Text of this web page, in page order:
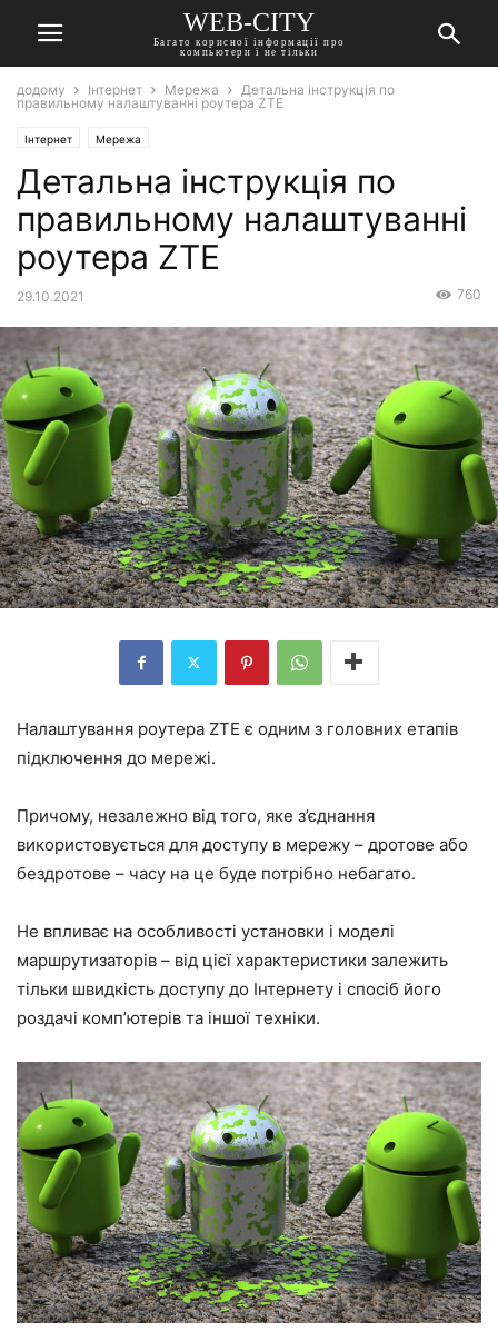
WEB-CITY
Багато корисної інформації про
компьютери і не тільки
додому Інтернет Мережа
Детальна інструкція по
правильному налаштуванні роутера ZTE
Інтернет Мережа
Детальна інструкція по
правильному налаштуванні
роутера ZTE
29.10.2021 760
Налаштування роутера ZTE є одним з головних етапів
підключення до мережі.
Причому, незалежно від того, яке з’єднання
використовується для доступу в мережу – дротове або
бездротове – часу на це буде потрібно небагато.
Не впливає на особливості установки і моделі
маршрутизаторів – від цієї характеристики залежить
тільки швидкість доступу до Інтернету і спосіб його
роздачі комп’ютерів та іншої техніки.